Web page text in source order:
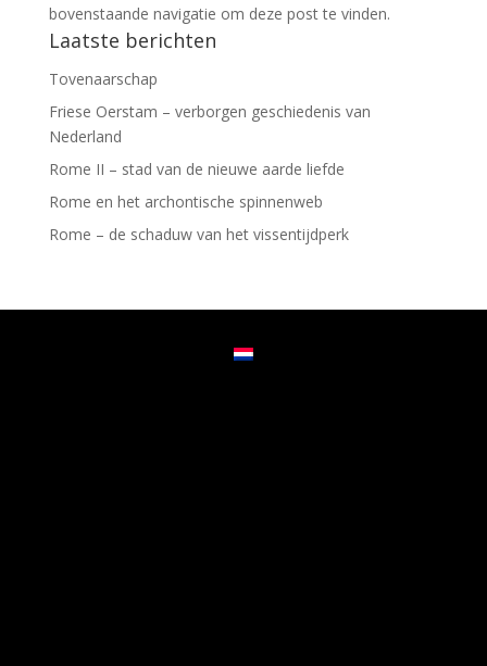
bovenstaande navigatie om deze post te vinden.
Laatste berichten
Tovenaarschap
Friese Oerstam – verborgen geschiedenis van
Nederland
Rome II – stad van de nieuwe aarde liefde
Rome en het archontische spinnenweb
Rome – de schaduw van het vissentijdperk